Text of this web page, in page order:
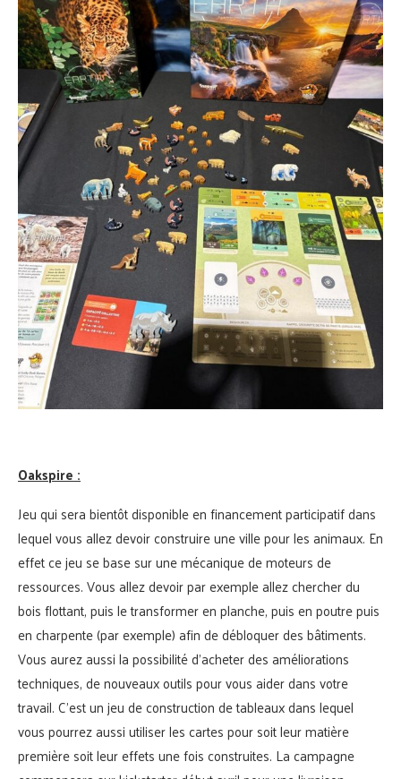
Oakspire :
Jeu qui sera bientôt disponible en financement participatif dans
lequel vous allez devoir construire une ville pour les animaux. En
effet ce jeu se base sur une mécanique de moteurs de
ressources. Vous allez devoir par exemple allez chercher du
bois flottant, puis le transformer en planche, puis en poutre puis
en charpente (par exemple) afin de débloquer des bâtiments.
Vous aurez aussi la possibilité d’acheter des améliorations
techniques, de nouveaux outils pour vous aider dans votre
travail. C’est un jeu de construction de tableaux dans lequel
vous pourrez aussi utiliser les cartes pour soit leur matière
première soit leur effets une fois construites. La campagne